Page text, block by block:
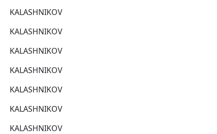
KALASHNIKOV
KALASHNIKOV
KALASHNIKOV
KALASHNIKOV
KALASHNIKOV
KALASHNIKOV
KALASHNIKOV